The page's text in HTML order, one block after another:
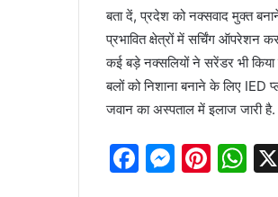
बता दें, प्रदेश को नक्सवाद मुक्त
प्रभावित क्षेत्रों में सर्चिंग ऑपरेशन
कई बड़े नक्सलियों ने सरेंडर भी
बलों को निशाना बनाने के लिए
जवान का अस्पताल में इलाज जारी है.
F
M Pi W